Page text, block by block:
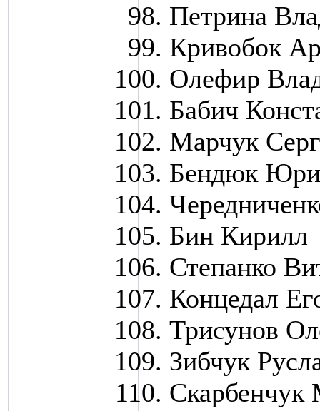
Петрина
Кривобок
Олефир
Бабич
Марчук
Бендюк
Бин Кирилл
Степанко
Концедал
Трисунов
Зибчук
Скарбенчук